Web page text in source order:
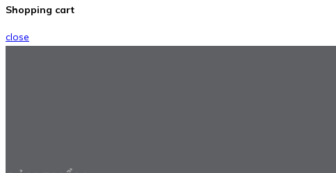
Shopping cart
close